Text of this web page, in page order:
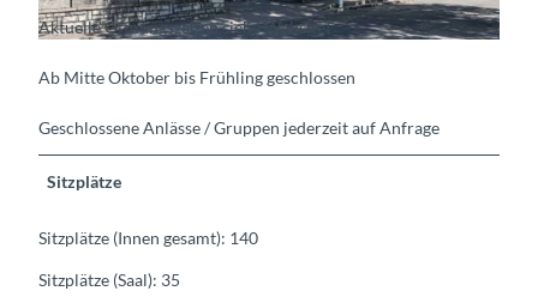
Aktuelle Öffnungszeiten siehe Website!
Ab Mitte Oktober bis Frühling geschlossen
Geschlossene Anlässe / Gruppen jederzeit auf Anfrage
Sitzplätze
Sitzplätze (Innen gesamt): 140
Sitzplätze (Saal): 35